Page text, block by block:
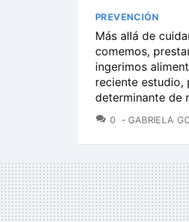
PREVENCIÓN
Más allá de
comemos,
ingerimos
reciente estudio,
determinante de
0 COMENTARIOS
GABRIELA